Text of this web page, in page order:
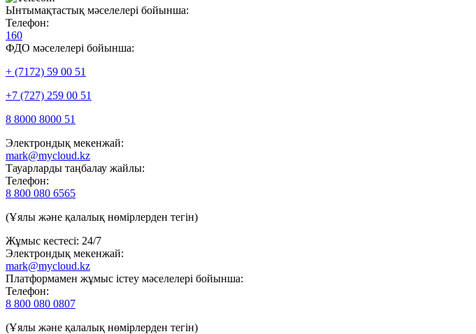
Ынтымақтастық мәселелері бойынша:
Телефон:
160
ФДО мәселелері бойынша:
+ (7172) 59 00 51
+7 (727) 259 00 51
8 8000 8000 51
Электрондық мекенжай:
mark@mycloud.kz
Тауарларды таңбалау жайлы:
Телефон:
8 800 080 6565
(Ұялы және қалалық нөмірлерден тегін)
Жұмыс кестесі: 24/7
Электрондық мекенжай:
mark@mycloud.kz
Платформамен жұмыс істеу мәселелері бойынша:
Телефон:
8 800 080 0807
(Ұялы және қалалық нөмірлерден тегін)